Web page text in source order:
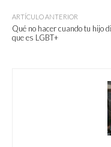
ARTÍCULO ANTERIOR
Qué no hacer cuando tu hijo
que es LGBT+